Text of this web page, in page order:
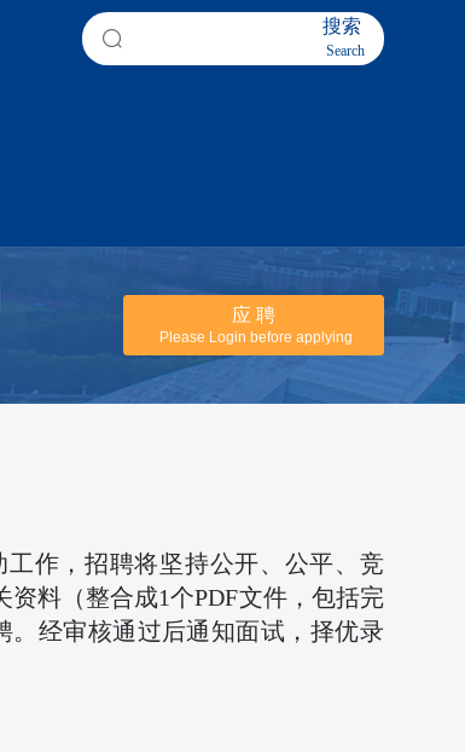
搜索
Search
应 聘
Please Login before applying
作，招聘将坚持公开、公平、竞
料（整合成1个PDF文件，包括完
。经审核通过后通知面试，择优录